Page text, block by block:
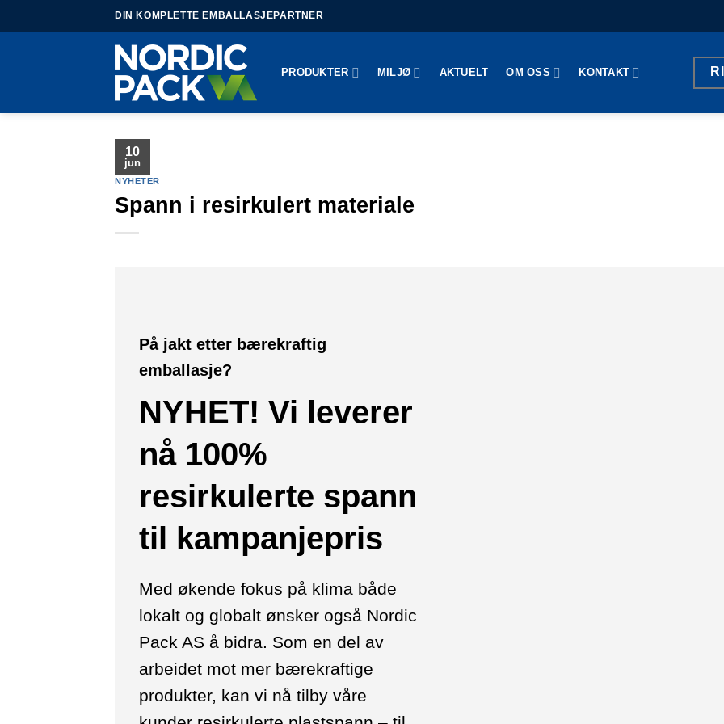
to
DIN KOMPLETTE EMBALLASJEPARTNER
PRODUKTER MILJØ AKTUELT OM OSS KONTAKT
10
jun
NYHETER
Spann i resirkulert materiale
På jakt etter bærekraftig
emballasje?
NYHET! Vi leverer
nå 100%
resirkulerte spann
til kampanjepris
Med økende fokus på klima både
lokalt og globalt ønsker også Nordic
Pack AS å bidra. Som en del av
arbeidet mot mer bærekraftige
produkter, kan vi nå tilby våre